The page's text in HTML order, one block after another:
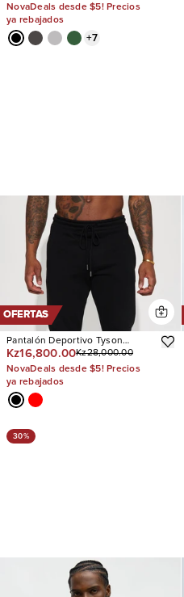
NovaDeals desde $5! Precios
ya rebajados
+7
OFERTAS
Pantalón Deportivo Tyson
Skinny Stacked Flare
Kz16,800.00Kz28,000.00
NovaDeals desde $5! Precios
ya rebajados
30%